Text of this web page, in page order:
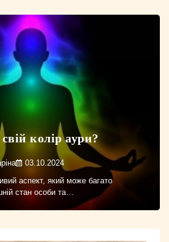
колір аури?
03.10.2024
аспект, який може багато
стан особи та…